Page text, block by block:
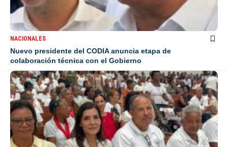
NACIONALES
Nuevo presidente del CODIA anuncia etapa de
colaboración técnica con el Gobierno